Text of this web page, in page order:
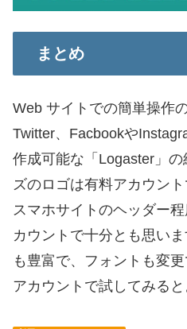
まとめ
Web サイトでの簡単操作
Twitter、Facbookや
作成可能な「Logaster」
ズのロゴは有料アカウン
スマホサイトのヘッダー
カウントで十分とも思い
も豊富で、フォントも変
アカウントで試してみると